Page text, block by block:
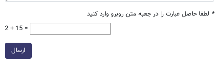
* لطفا حاصل عبارت را در جعبه متن روبرو وارد کنید
2 + 15 =
ارسال